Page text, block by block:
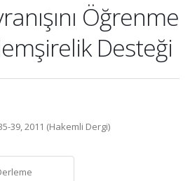
Öğrenme
Desteği
39, 2011 (Hakemli Dergi)